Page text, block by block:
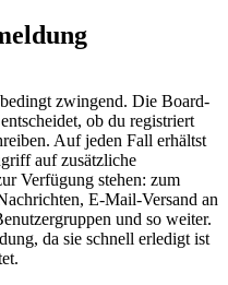
zwingend. Die Board-
ob du registriert
Auf jeden Fall erhältst
auf zusätzliche
Verfügung stehen: zum
E-Mail-Versand an
und so weiter.
da sie schnell erledigt ist